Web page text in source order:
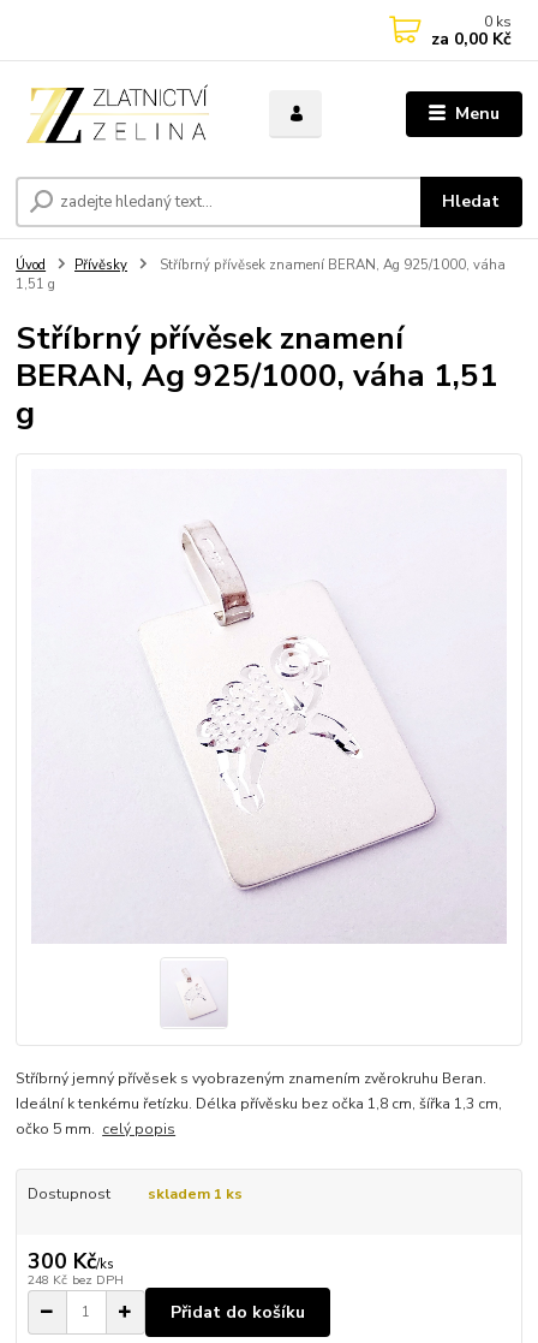
Menu
Hledat
0 ks
za 0,00 Kč
Úvod Přívěsky
Stříbrný přívěsek znamení BERAN, Ag 925/1000, váha
1,51 g
Stříbrný přívěsek znamení
BERAN, Ag 925/1000, váha 1,51
g
Stříbrný jemný přívěsek s vyobrazeným znamením zvěrokruhu Beran.
Ideální k tenkému řetízku. Délka přívěsku bez očka 1,8 cm, šířka 1,3 cm,
očko 5 mm. celý popis
Dostupnost skladem 1 ks
300 Kč/ks
248 Kč bez DPH
Přidat do košíku